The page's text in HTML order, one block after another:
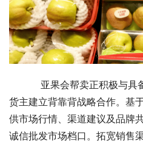
亚果会帮卖正积极与具
货主建立背靠背战略合作。基
供市场行情、渠道建议及品牌
诚信批发市场档口。拓宽销售